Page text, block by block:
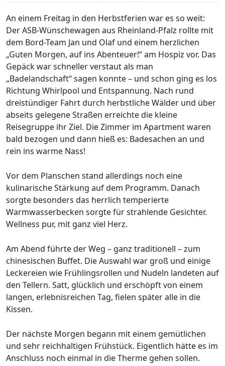
An einem Freitag in den Herbstferien war es so weit:
Der ASB-Wünschewagen aus Rheinland-Pfalz rollte mit
dem Bord-Team Jan und Olaf und einem herzlichen
„Guten Morgen, auf ins Abenteuer!“ am Hospiz vor. Das
Gepäck war schneller verstaut als man
„Badelandschaft“ sagen konnte – und schon ging es los
Richtung Whirlpool und Entspannung. Nach rund
dreistündiger Fahrt durch herbstliche Wälder und über
abseits gelegene Straßen erreichte die kleine
Reisegruppe ihr Ziel. Die Zimmer im Apartment waren
bald bezogen und dann hieß es: Badesachen an und
rein ins warme Nass!
Vor dem Planschen stand allerdings noch eine
kulinarische Stärkung auf dem Programm. Danach
sorgte besonders das herrlich temperierte
Warmwasserbecken sorgte für strahlende Gesichter.
Wellness pur, mit ganz viel Herz.
Am Abend führte der Weg – ganz traditionell – zum
chinesischen Buffet. Die Auswahl war groß und einige
Leckereien wie Frühlingsrollen und Nudeln landeten auf
den Tellern. Satt, glücklich und erschöpft von einem
langen, erlebnisreichen Tag, fielen später alle in die
Kissen.
Der nächste Morgen begann mit einem gemütlichen
und sehr reichhaltigen Frühstück. Eigentlich hätte es im
Anschluss noch einmal in die Therme gehen sollen.